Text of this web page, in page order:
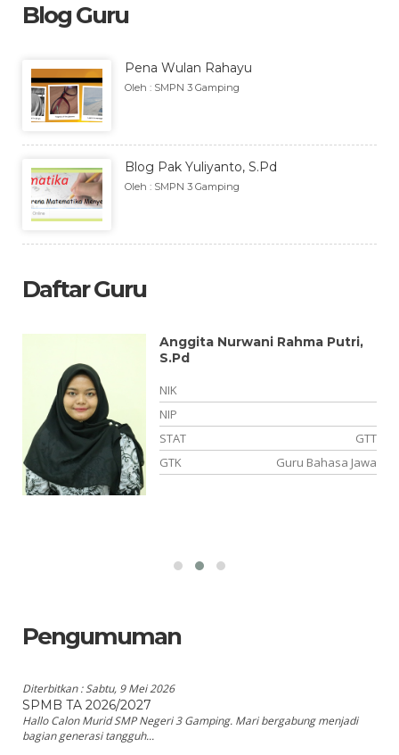
Blog Guru
Pena Wulan Rahayu
Oleh : SMPN 3 Gamping
Blog Pak Yuliyanto, S.Pd
Oleh : SMPN 3 Gamping
Daftar Guru
Anggita Nurwani Rahma Putri,
S.Pd
NIK
NIP
STAT
GTT
GTK
Guru Bahasa Jawa
Pengumuman
Diterbitkan :Sabtu, 9 Mei 2026
SPMB TA 2026/2027
Hallo Calon Murid SMP Negeri 3 Gamping. Mari bergabung menjadi
bagian generasi tangguh...